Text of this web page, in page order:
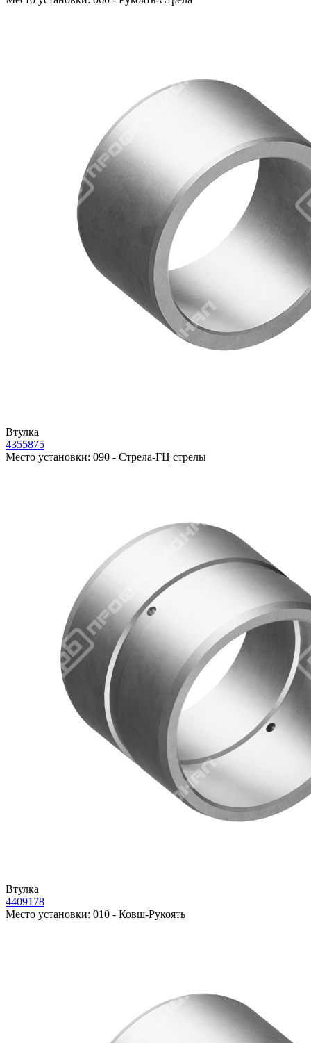
Втулка
4355875
Место установки: 090 - Стрела-ГЦ стрелы
Втулка
4409178
Место установки: 010 - Ковш-Рукоять